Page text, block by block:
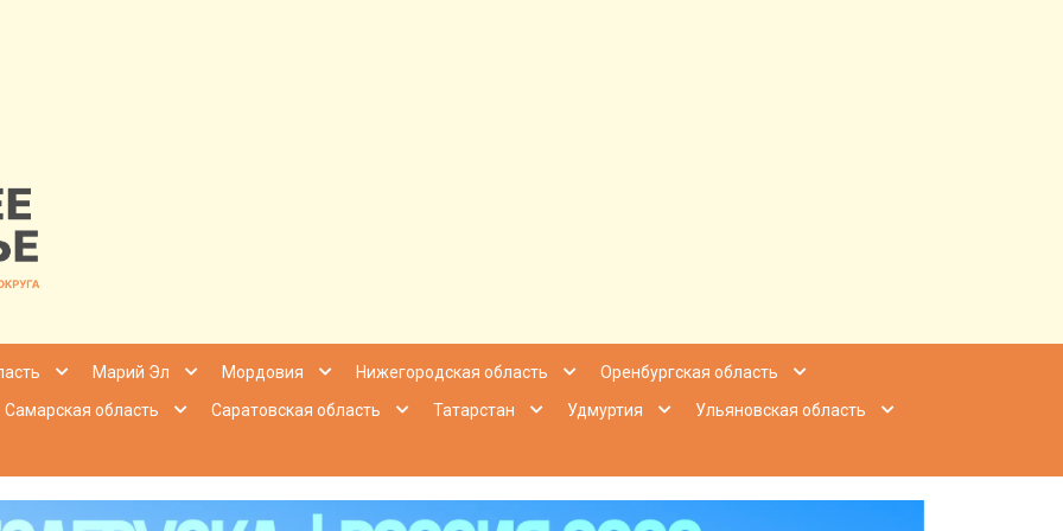
| Настоящее Приволжье
Марий Эл Мордовия Нижегородская область
Оренбургская область
Самарская область Саратовская область Татарстан Удмуртия
Ульяновская область